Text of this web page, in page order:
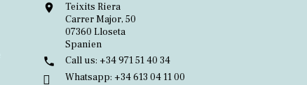

Teixits Riera
Carrer Major, 50
07360 Lloseta
Spanien

Call us: +34 971 51 40 34

Whatsapp: +34 613 04 11 00